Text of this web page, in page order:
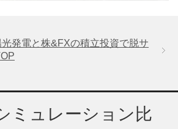
発電と株&FXの積立投資で脱サ
ミュレーション比